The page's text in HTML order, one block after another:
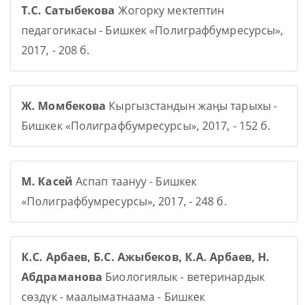
Т.С. Сатыбекова Жогорку мектептин
педагогикасы - Бишкек «Полиграфбумресурсы»,
2017, - 208 б.
Ж. Момбекова Кыргызстандын жаңы тарыхы -
Бишкек «Полиграфбумресурсы», 2017, - 152 б.
М. Касей Аспап таануу - Бишкек
«Полиграфбумресурсы», 2017, - 248 б.
К.С. Арбаев, Б.С. Ажыбеков, К.А. Арбаев, Н.
Абдраманова Биологиялык - ветеринардык
сөздүк - маалыматнаама - Бишкек